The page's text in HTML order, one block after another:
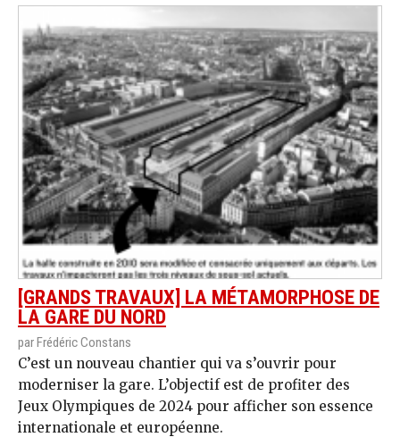
[GRANDS TRAVAUX] LA MÉTAMORPHOSE DE
LA GARE DU NORD
par Frédéric Constans
C’est un nouveau chantier qui va s’ouvrir pour
moderniser la gare. L’objectif est de profiter des
Jeux Olympiques de 2024 pour afficher son essence
internationale et européenne.